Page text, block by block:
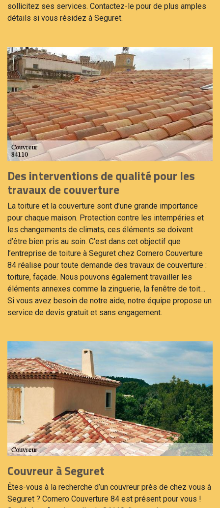
sollicitez ses services. Contactez-le pour de plus amples
détails si vous résidez à Seguret.
Des interventions de qualité pour les
travaux de couverture
La toiture et la couverture sont d’une grande importance
pour chaque maison. Protection contre les intempéries et
les changements de climats, ces éléments se doivent
d’être bien pris au soin. C’est dans cet objectif que
l’entreprise de toiture à Seguret chez Cornero Couverture
84 réalise pour toute demande des travaux de couverture :
toiture, façade. Nous pouvons également travailler les
éléments annexes comme la zinguerie, la fenêtre de toit…
Si vous avez besoin de notre aide, notre équipe propose un
service de devis gratuit et sans engagement.
Couvreur à Seguret
Êtes-vous à la recherche d’un couvreur près de chez vous à
Seguret ? Cornero Couverture 84 est présent pour vous !